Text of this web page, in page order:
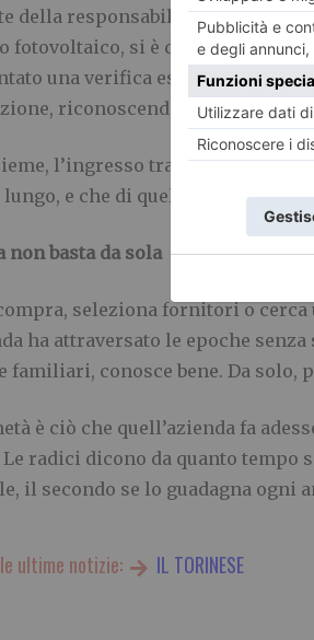
della responsabilità l’azienda
fotovoltaico, si è data un codice
una verifica esterna: un
riconoscendole la UNI/PdR
l’ingresso tra i marchi
lungo, e che di quella durata oggi
non basta da sola
seleziona fornitori o
ha attraversato le epoche
familiari, conosce bene. Da solo,
è ciò che quell’azienda fa
radici dicono da quanto
il secondo se lo guadagna ogni
ultime notizie: IL TORINESE